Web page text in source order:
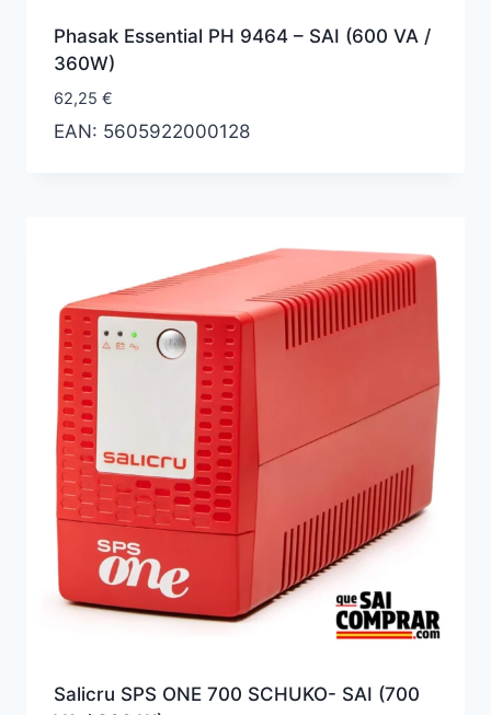
Phasak Essential PH 9464 – SAI (600 VA /
360W)
62,25 €
EAN: 5605922000128
Salicru SPS ONE 700 SCHUKO- SAI (700